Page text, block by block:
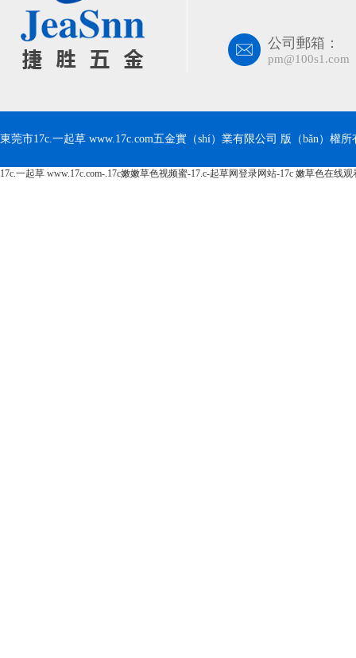
公司郵箱：
pm@100s1.com
東莞市17c.一起草 www.17c.com五金實（shí）業有限公司 版（bǎn）權
17c.一起草 www.17c.com-.17c嫩嫩草色视频蜜-17.c-起草网登录网站-17c 嫩草色在线观